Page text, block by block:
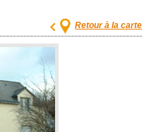
Retour à la carte